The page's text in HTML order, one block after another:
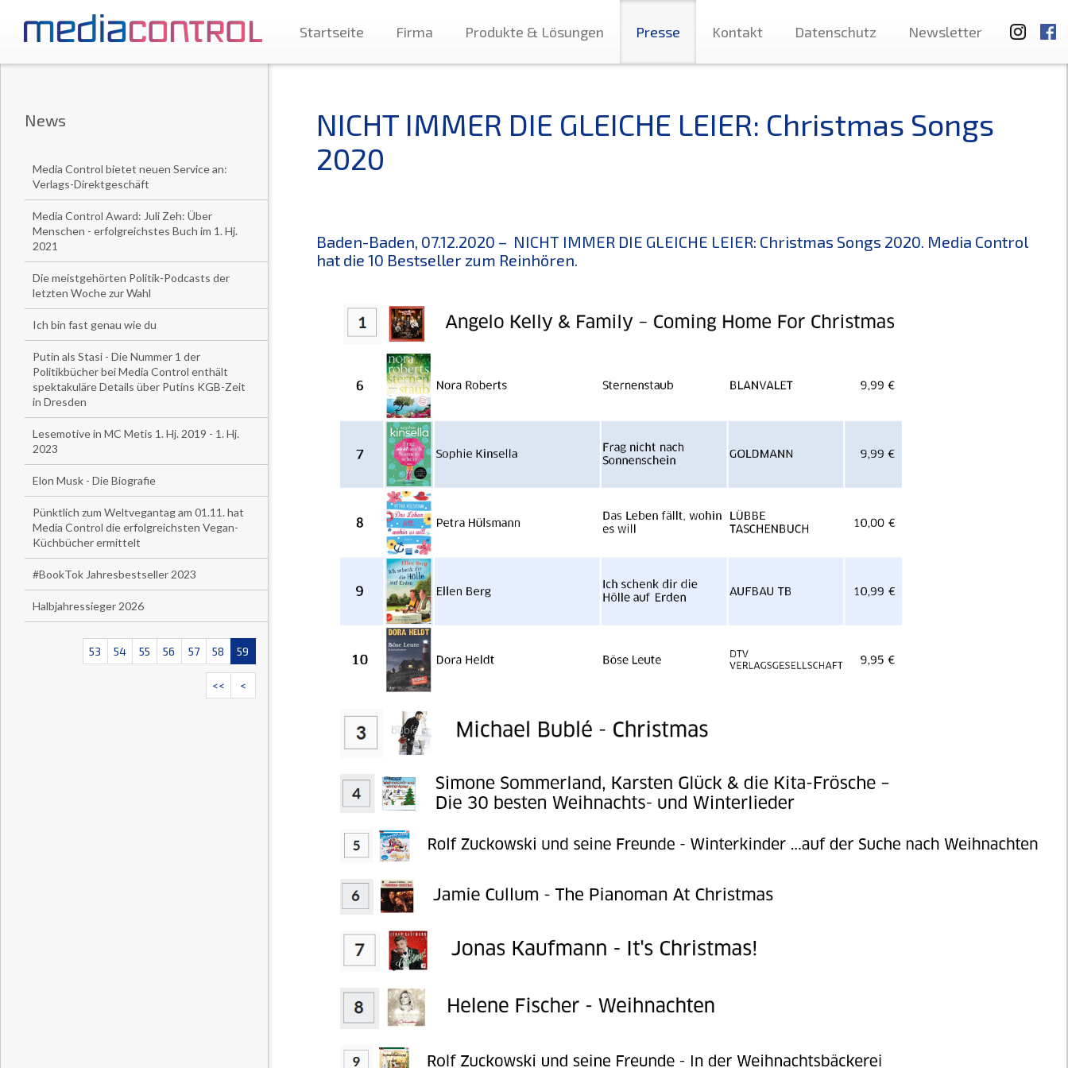
Startseite Firma Produkte & Lösungen Presse Kontakt Datenschutz Newsletter
News
Media Control bietet neuen Service an:
Verlags-Direktgeschäft
Media Control Award: Juli Zeh: Über
Menschen - erfolgreichstes Buch im 1. Hj.
2021
Die meistgehörten Politik-Podcasts der
letzten Woche zur Wahl
Ich bin fast genau wie du
Putin als Stasi - Die Nummer 1 der
Politikbücher bei Media Control enthält
spektakuläre Details über Putins KGB-Zeit
in Dresden
Lesemotive in MC Metis 1. Hj. 2019 - 1. Hj.
2023
Elon Musk - Die Biografie
Pünktlich zum Weltvegantag am 01.11. hat
Media Control die erfolgreichsten Vegan-
Küchbücher ermittelt
#BookTok Jahresbestseller 2023
Halbjahressieger 2026
53 54 55 56 57 58 59
<< <
NICHT IMMER DIE GLEICHE LEIER: Christmas Songs
2020
Baden-Baden, 07.12.2020 – NICHT IMMER DIE GLEICHE LEIER: Christmas Songs 2020. Media Control
hat die 10 Bestseller zum Reinhören.